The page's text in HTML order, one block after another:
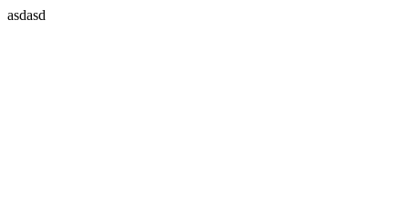
asdasd